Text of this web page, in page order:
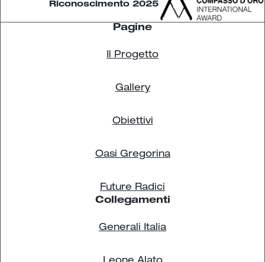
Riconoscimento 2025
Pagine
Il Progetto
Gallery
Obiettivi
Oasi Gregorina
Future Radici
Collegamenti
Generali Italia